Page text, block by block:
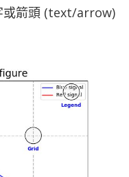
或箭頭 (text/arrow)